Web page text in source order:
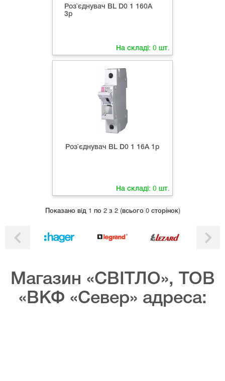
Роз`єднувач ВL D0 1 160A
3p
На складі: 0 шт.
Роз`єднувач ВL D0 1 16A 1p
На складі: 0 шт.
Показано вiд 1 по 2 з 2 (всього 0 сторінок)
Магазин «СВІТЛО», ТОВ
«ВКФ «Север» адреса: